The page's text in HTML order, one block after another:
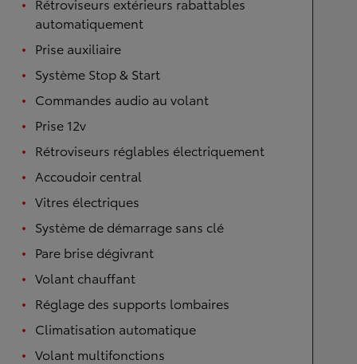
automatiquement
Prise auxiliaire
Système Stop & Start
Commandes audio au volant
Prise 12v
Rétroviseurs réglables électriquement
Accoudoir central
Vitres électriques
Système de démarrage sans clé
Pare brise dégivrant
Volant chauffant
Réglage des supports lombaires
Climatisation automatique
Volant multifonctions